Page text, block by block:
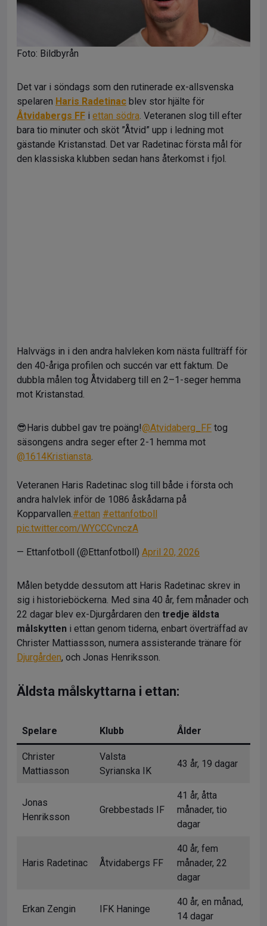
Foto: Bildbyrån
Det var i söndags som den rutinerade ex-allsvenska
spelaren Haris Radetinac blev stor hjälte för
Åtvidabergs FF i ettan södra. Veteranen slog till efter
bara tio minuter och sköt ”Åtvid” upp i ledning mot
gästande Kristanstad. Det var Radetinac första mål för
den klassiska klubben sedan hans återkomst i fjol.
Halvvägs in i den andra halvleken kom nästa fullträff för
den 40-åriga profilen och succén var ett faktum. De
dubbla målen tog Åtvidaberg till en 2–1-seger hemma
mot Kristanstad.
😎Haris dubbel gav tre poäng!@Atvidaberg_FF tog
säsongens andra seger efter 2-1 hemma mot
@1614Kristiansta.
Veteranen Haris Radetinac slog till både i första och
andra halvlek inför de 1086 åskådarna på
Kopparvallen.#ettan #ettanfotboll
pic.twitter.com/WYCCCvnczA
— Ettanfotboll (@Ettanfotboll) April 20, 2026
Målen betydde dessutom att Haris Radetinac skrev in
sig i historieböckerna. Med sina 40 år, fem månader och
22 dagar blev ex-Djurgårdaren den tredje äldsta
målskytten i ettan genom tiderna, enbart överträffad av
Christer Mattiassson, numera assisterande tränare för
Djurgården, och Jonas Henriksson.
Äldsta målskyttarna i ettan:
Spelare Klubb Ålder
Christer
Mattiasson
Valsta
Syrianska IK
43 år, 19 dagar
Jonas
Henriksson
Grebbestads IF
41 år, åtta
månader, tio
dagar
Haris Radetinac Åtvidabergs FF
40 år, fem
månader, 22
dagar
Erkan Zengin IFK Haninge
40 år, en månad,
14 dagar